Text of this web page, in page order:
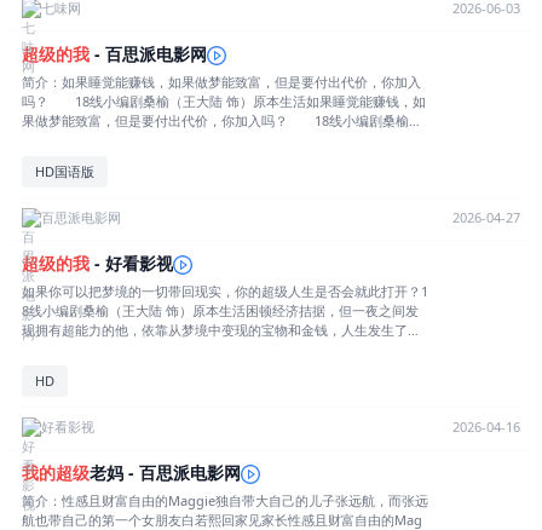
年的花儿（宋佳 饰），然而在梦中快意掠取的桑榆却逐渐发现，这场
躺赢美梦竟将他的生活推向了失控的边缘……[收起部分]
七味网 2026-06-03
超级的我 - 百思派电影网
简介：如果睡觉能赚钱，如果做梦能致富，但是要付出代价，你加入
吗？ 18线小编剧桑榆（王大陆 饰）原本生活如果睡觉能赚钱，如
果做梦能致富，但是要付出代价，你加入吗？ 18线小编剧桑榆
一掷千金追求到暗恋多年的花儿（宋佳 饰），然而在梦中快意掠取的
详情
HD国语版
百思派电影网 2026-04-27
超级的我 - 好看影视
如果你可以把梦境的一切带回现实，你的超级人生是否会就此打开？1
8线小编剧桑榆（王大陆 饰）原本生活困顿经济拮据，但一夜之间发
现拥有超能力的他，依靠从梦境中变现的宝物和金钱，人生发生了天
没有那么简单……
HD
好看影视 2026-04-16
我的超级老妈 - 百思派电影网
简介：性感且财富自由的Maggie独自带大自己的儿子张远航，而张远
航也带自己的第一个女朋友白若熙回家见家长性感且财富自由的Mag